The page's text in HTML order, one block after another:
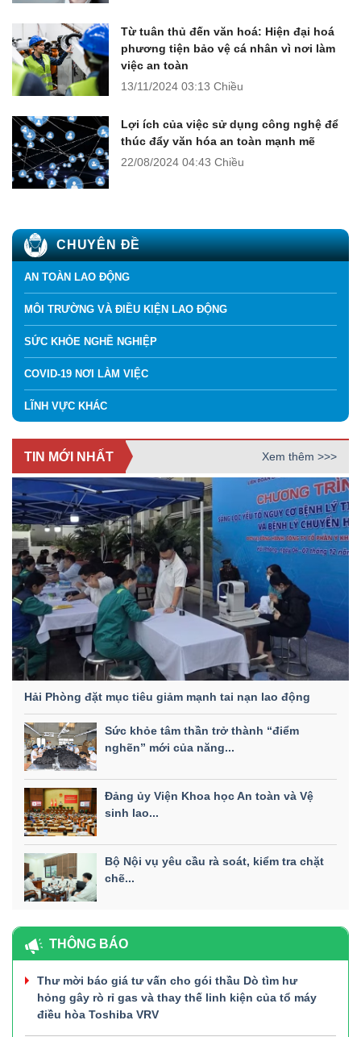
Từ tuân thủ đến văn hoá: Hiện đại hoá
phương tiện bảo vệ cá nhân vì nơi làm
việc an toàn
13/11/2024 03:13 Chiều
Lợi ích của việc sử dụng công nghệ để
thúc đẩy văn hóa an toàn mạnh mẽ
22/08/2024 04:43 Chiều
CHUYÊN ĐỀ
AN TOÀN LAO ĐỘNG
MÔI TRƯỜNG VÀ ĐIỀU KIỆN LAO ĐỘNG
SỨC KHỎE NGHỀ NGHIỆP
COVID-19 NƠI LÀM VIỆC
LĨNH VỰC KHÁC
TIN MỚI NHẤT Xem thêm >>>
Hải Phòng đặt mục tiêu giảm mạnh tai nạn lao động
Sức khỏe tâm thần trở thành “điểm
nghẽn” mới của năng...
Đảng ủy Viện Khoa học An toàn và Vệ
sinh lao...
Bộ Nội vụ yêu cầu rà soát, kiểm tra chặt
chẽ...
THÔNG BÁO
Thư mời báo giá tư vấn cho gói thầu Dò tìm hư
hỏng gây rò rỉ gas và thay thế linh kiện của tổ máy
điều hòa Toshiba VRV